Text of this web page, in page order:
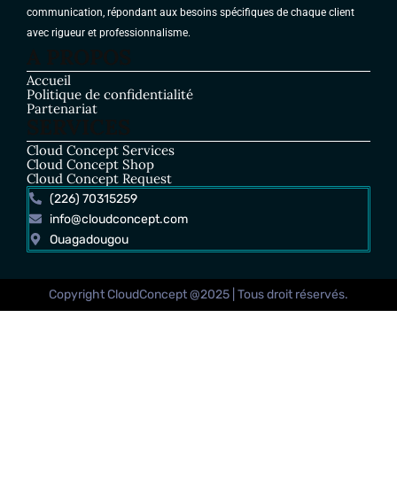
communication, répondant aux besoins spécifiques de chaque client
avec rigueur et professionnalisme.
Accueil
Politique de confidentialité
Partenariat
Cloud Concept Services
Cloud Concept Shop
Cloud Concept Request
(226) 70315259
info@cloudconcept.com
Ouagadougou
Copyright CloudConcept @2025 | Tous droit réservés.